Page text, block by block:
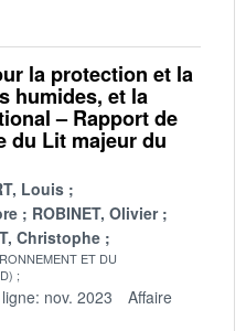
la protection et la
humides, et la
– Rapport de
du Lit majeur du
Louis
ROBINET, Olivier
Christophe
ET DU
nov. 2023
Affaire